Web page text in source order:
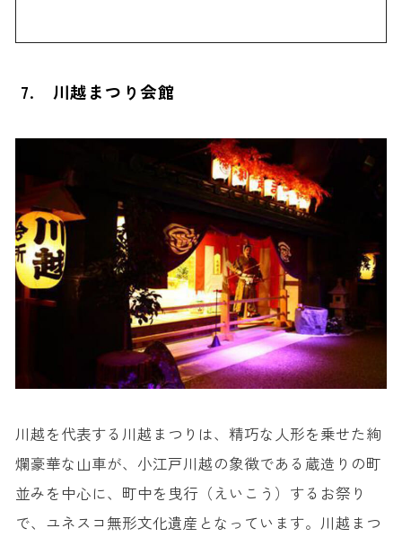
7. 川越まつり会館
川越を代表する川越まつりは、精巧な人形を乗せた絢
爛豪華な山車が、小江戸川越の象徴である蔵造りの町
並みを中心に、町中を曳行（えいこう）するお祭り
で、ユネスコ無形文化遺産となっています。川越まつ